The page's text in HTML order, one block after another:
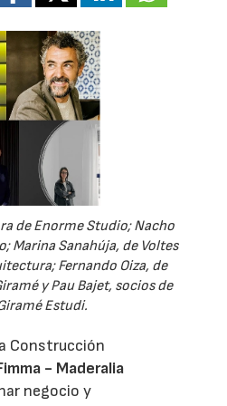
de Enorme Studio; Nacho
Marina Sanahúja, de Voltes
Fernando Oiza, de
y Pau Bajet, socios de
Estudi.
Construcción
- Maderalia
negocio y